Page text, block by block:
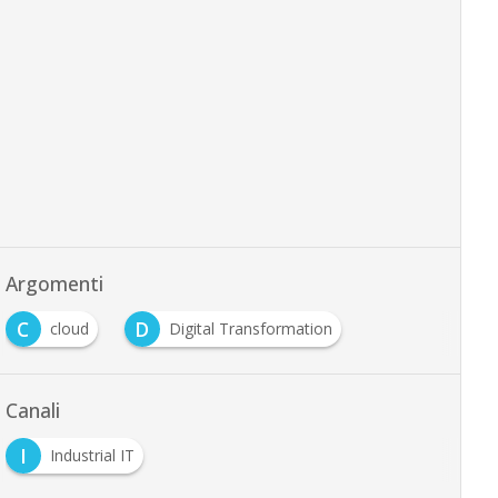
Argomenti
C
cloud D Digital Transformation
Canali
I
Industrial IT